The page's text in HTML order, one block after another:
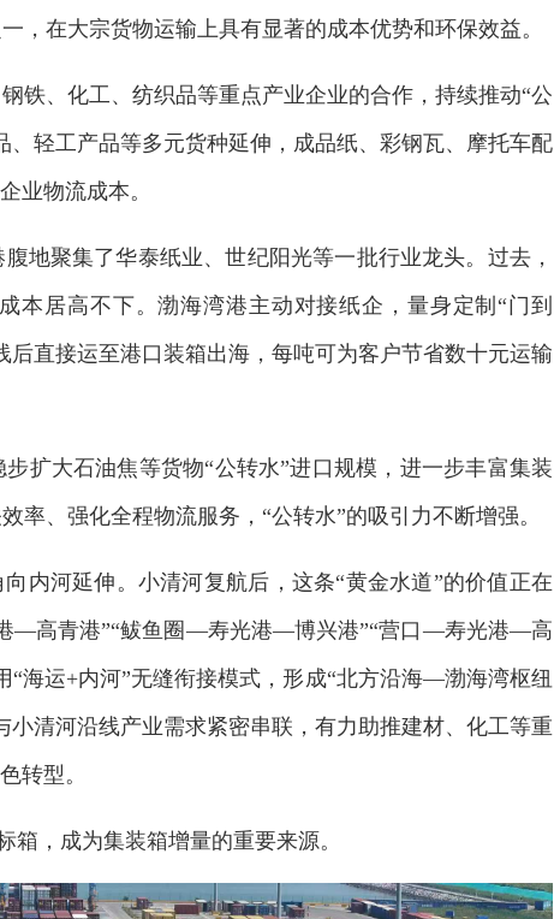
，在大宗货物运输上具有显著的成本优势和环保效益。
铁、化工、纺织品等重点产业企业的合作，持续推动“公
轻工产品等多元货种延伸，成品纸、彩钢瓦、摩托车配
业物流成本。
地聚集了华泰纸业、世纪阳光等一批行业龙头。过去，
本居高不下。渤海湾港主动对接纸企，量身定制“门到
直接运至港口装箱出海，每吨可为客户节省数十元运输
扩大石油焦等货物“公转水”进口规模，进一步丰富集装
率、强化全程物流服务，“公转水”的吸引力不断增强。
内河延伸。小清河复航后，这条“黄金水道”的价值正在
—高青港”“鲅鱼圈—寿光港—博兴港”“营口—寿光港—高
海运+内河”无缝衔接模式，形成“北方沿海—渤海湾枢纽
清河沿线产业需求紧密串联，有力助推建材、化工等重
转型。
箱，成为集装箱增量的重要来源。